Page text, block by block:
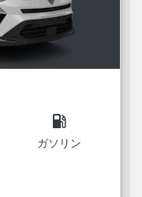
local_gas_station
ガソリン